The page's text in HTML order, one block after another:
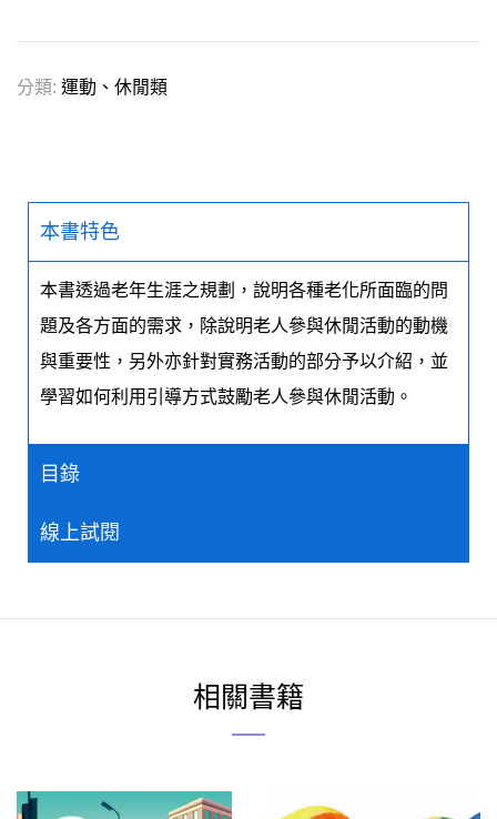
分類: 運動、休閒類
本書特色
本書透過老年生涯之規劃，說明各種老化所面臨的問
題及各方面的需求，除說明老人參與休閒活動的動機
與重要性，另外亦針對實務活動的部分予以介紹，並
學習如何利用引導方式鼓勵老人參與休閒活動。
目錄
線上試閱
相關書籍